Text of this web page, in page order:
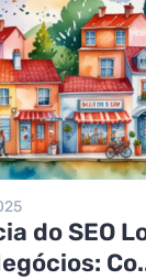
do SEO